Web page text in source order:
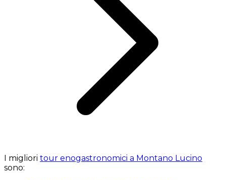
I migliori tour enogastronomici a Montano Lucino
sono: